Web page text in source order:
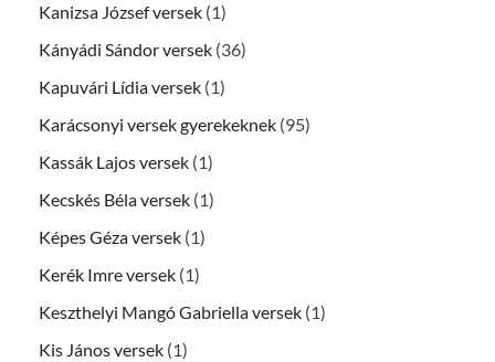
Kanizsa József versek (1)
Kányádi Sándor versek (36)
Kapuvári Lídia versek (1)
Karácsonyi versek gyerekeknek (95)
Kassák Lajos versek (1)
Kecskés Béla versek (1)
Képes Géza versek (1)
Kerék Imre versek (1)
Keszthelyi Mangó Gabriella versek (1)
Kis János versek (1)